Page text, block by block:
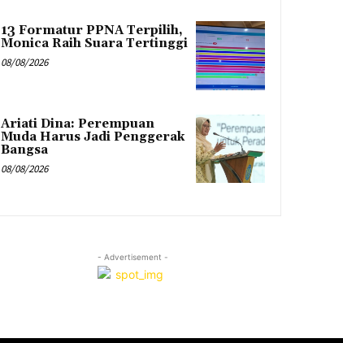
13 Formatur PPNA Terpilih,
Monica Raih Suara Tertinggi
08/08/2026
Ariati Dina: Perempuan
Muda Harus Jadi Penggerak
Bangsa
08/08/2026
- Advertisement -